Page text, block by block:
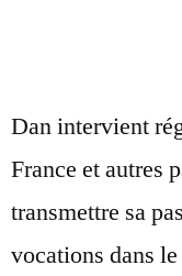
Dan intervient
France et autres
transmettre sa
vocations dans